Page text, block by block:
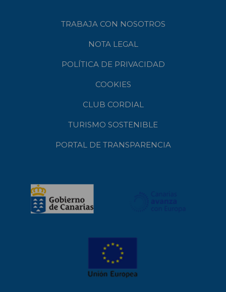
TRABAJA CON NOSOTROS
NOTA LEGAL
POLÍTICA DE PRIVACIDAD
COOKIES
CLUB CORDIAL
TURISMO SOSTENIBLE
PORTAL DE TRANSPARENCIA